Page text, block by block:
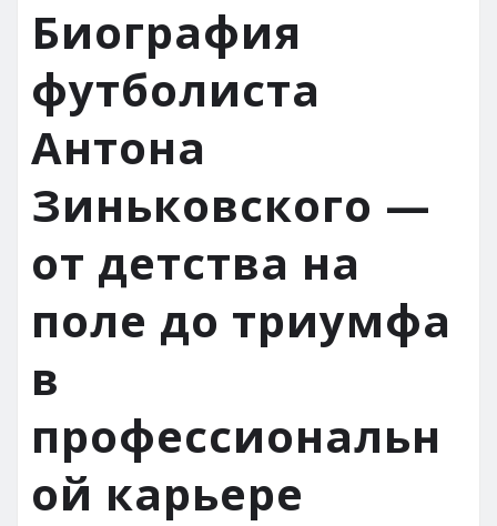
Биография
футболиста
Антона
Зиньковского —
от детства на
поле до триумфа
в
профессиональн
ой карьере